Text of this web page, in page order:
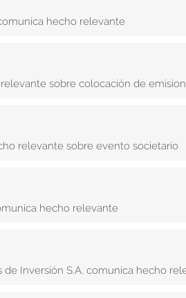
hecho relevante
sobre colocación de
relevante sobre evento societario
hecho relevante
Inversión S.A. comunica hecho